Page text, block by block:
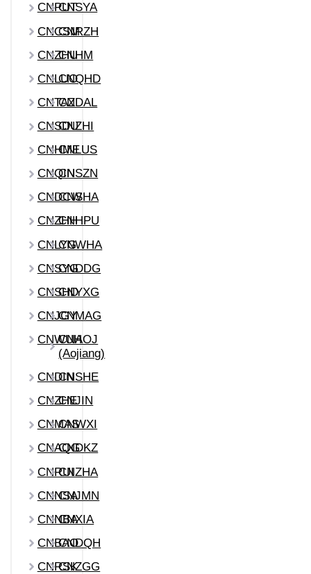
CNPUTCNSYA
CNCSM
CNRZH
CNZHU
CNHM
CNLUOCNQHD
CNTAZCNDAL
CNSDU
CNZHI
CNHME
CNLUS
CNQINCNSZN
CNDCW
CNSHA
CNZHHCNHPU
CNLYGCNWHA
CNSYGCNDDG
CNSHDCNYXG
CNJGYCNMAG
CNWUH
CNAOJ
(Aojiang)
CNDINCNSHE
CNZHE
CNJIN
CNMAS
CNWXI
CNAQG
CNDKZ
CNRUICNZHA
CNNSACNJMN
CNNBA
CNXIA
CNBAOCNDQH
CNRSKCNZGG